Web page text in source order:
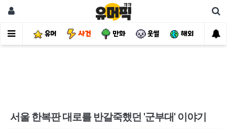
유머 사건 만화 웃썰 해외 핫
서울 한복판 대로를 반갈죽했던 '군부대' 이야기